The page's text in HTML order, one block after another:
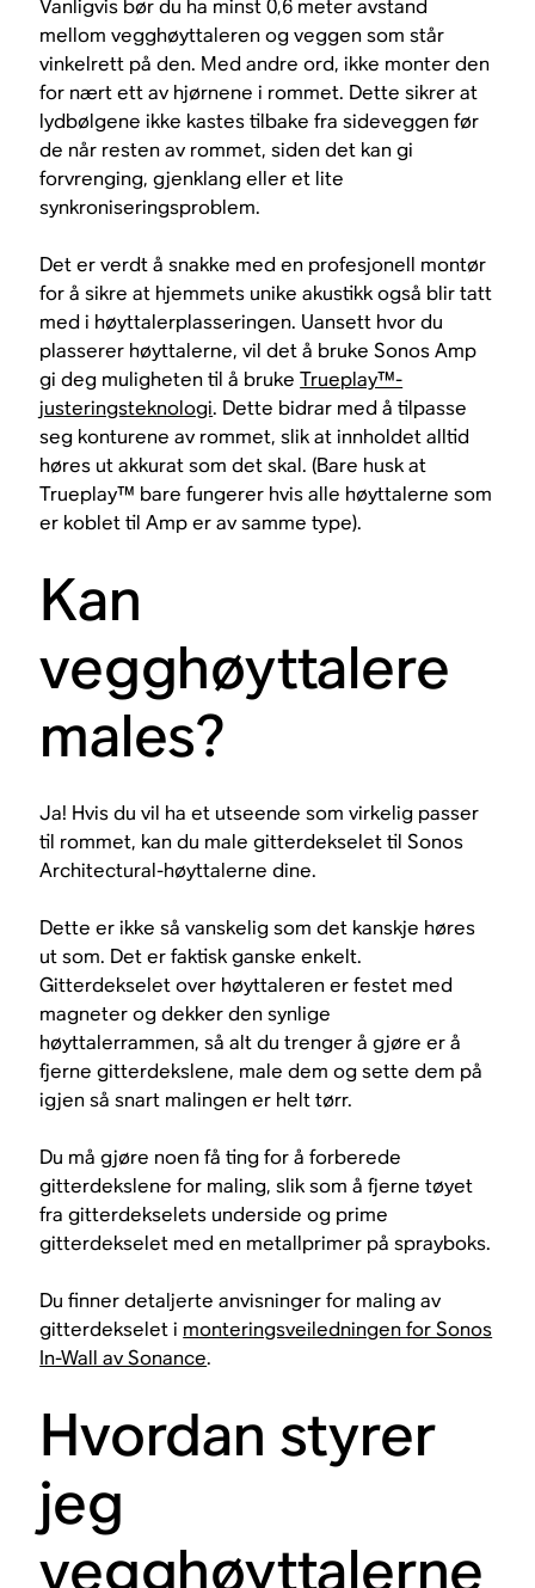
Vanligvis bør du ha minst 0,6 meter avstand
mellom vegghøyttaleren og veggen som står
vinkelrett på den. Med andre ord, ikke monter den
for nært ett av hjørnene i rommet. Dette sikrer at
lydbølgene ikke kastes tilbake fra sideveggen før
de når resten av rommet, siden det kan gi
forvrenging, gjenklang eller et lite
synkroniseringsproblem.
Det er verdt å snakke med en profesjonell montør
for å sikre at hjemmets unike akustikk også blir tatt
med i høyttalerplasseringen. Uansett hvor du
plasserer høyttalerne, vil det å bruke Sonos Amp
gi deg muligheten til å brukeTrueplay™-
justeringsteknologi. Dette bidrar med å tilpasse
seg konturene av rommet, slik at innholdet alltid
høres ut akkurat som det skal. (Bare husk at
Trueplay™ bare fungerer hvis alle høyttalerne som
er koblet til Amp er av samme type).
Kan
vegghøyttalere
males?
Ja! Hvis du vil ha et utseende som virkelig passer
til rommet, kan du male gitterdekselet til Sonos
Architectural-høyttalerne dine.
Dette er ikke så vanskelig som det kanskje høres
ut som. Det er faktisk ganske enkelt.
Gitterdekselet over høyttaleren er festet med
magneter og dekker den synlige
høyttalerrammen, så alt du trenger å gjøre er å
fjerne gitterdekslene, male dem og sette dem på
igjen så snart malingen er helt tørr.
Du må gjøre noen få ting for å forberede
gitterdekslene for maling, slik som å fjerne tøyet
fra gitterdekselets underside og prime
gitterdekselet med en metallprimer på sprayboks.
Du finner detaljerte anvisninger for maling av
gitterdekselet i monteringsveiledningen for Sonos
In-Wall av Sonance.
Hvordan styrer
jeg
vegghøyttalerne